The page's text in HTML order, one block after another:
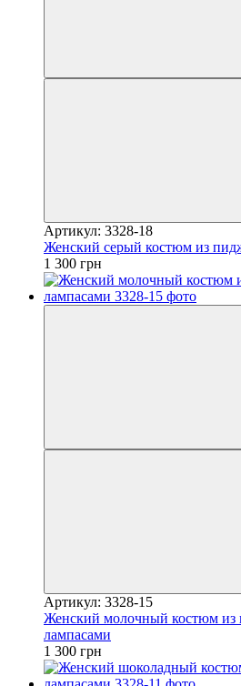
Артикул: 3328-18
Женский серый костюм из
1 300 грн
Артикул: 3328-15
Женский молочный костюм из
лампасами
1 300 грн